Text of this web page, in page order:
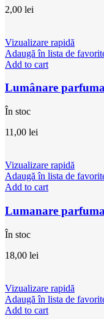
2,00 lei
Vizualizare rapidă
Adaugă în lista de
Add to cart
Lumânare
În stoc
11,00 lei
Vizualizare rapidă
Adaugă în lista de
Add to cart
Lumanare
În stoc
18,00 lei
Vizualizare rapidă
Adaugă în lista de
Add to cart